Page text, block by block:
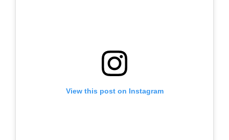
View this post on Instagram